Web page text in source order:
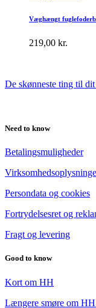
Væghængt
219,00 kr.
De skønneste ting til
Need to know
Betalingsmuligheder
Persondata og cookies
Fortrydelsesret og
Fragt og levering
Good to know
Kort om HH
Længere smøre om